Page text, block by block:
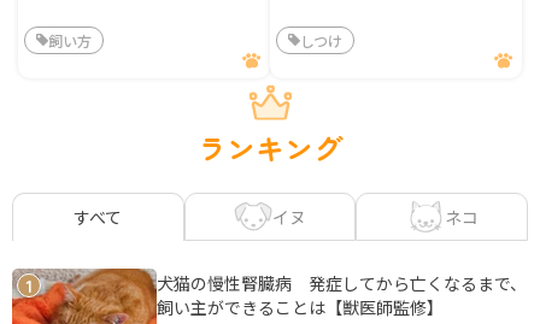
飼い方 しつけ
ランキング
すべて イヌ ネコ
1
犬猫の慢性腎臓病 発症してから亡くなるまで、
飼い主ができることは【獣医師監修】